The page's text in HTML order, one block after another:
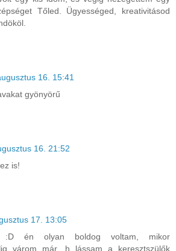
Tőled. Ügyességed, kreativitásod
16. 15:41
gyönyörű
16. 21:52
is!
17. 13:05
:D én olyan boldog voltam, mikor
várom már, h lássam a keresztszülők